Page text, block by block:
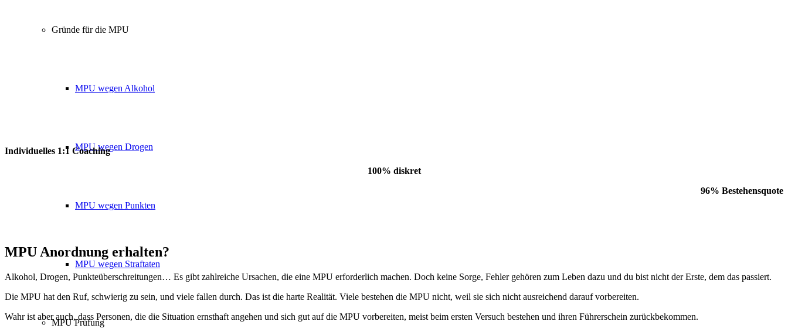
Gründe für die MPU
MPU wegen Alkohol
MPU wegen Drogen
MPU wegen Punkten
MPU wegen Straftaten
MPU Prüfung
Individuelles 1:1 Coaching
100% diskret
96% Bestehensquote
MPU Anordnung erhalten?
Alkohol, Drogen, Punkteüberschreitungen… Es gibt zahlreiche Ursachen, die eine MPU erforderlich machen. Doch keine Sorge, Fehler gehören zum Leben dazu und du bist nicht der Erste, dem das passiert.
Die MPU hat den Ruf, schwierig zu sein, und viele fallen durch. Das ist die harte Realität. Viele bestehen die MPU nicht, weil sie sich nicht ausreichend darauf vorbereiten.
Wahr ist aber auch, dass Personen, die die Situation ernsthaft angehen und sich gut auf die MPU vorbereiten, meist beim ersten Versuch bestehen und ihren Führerschein zurückbekommen.